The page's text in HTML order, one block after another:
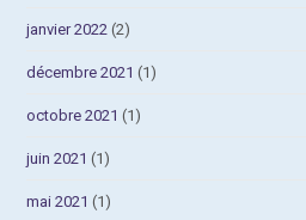
janvier 2022 (2)
décembre 2021 (1)
octobre 2021 (1)
juin 2021 (1)
mai 2021 (1)